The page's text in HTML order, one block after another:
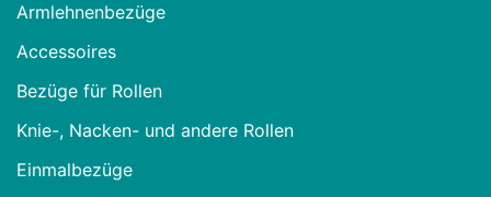
Armlehnenbezüge
Accessoires
Bezüge für Rollen
Knie-, Nacken- und andere Rollen
Einmalbezüge